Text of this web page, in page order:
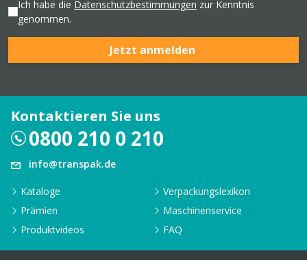
Ich habe die Datenschutzbestimmungen zur Kenntnis
genommen.
Jetzt anmelden
Kontaktieren Sie uns
0800 210 0 210
info@transpak.de
Kataloge
Verpackungslexikon
Prämien
Maschinenservice
Produktvideos
FAQ